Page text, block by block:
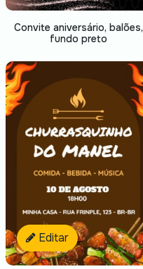
Convite aniversário, balões,
fundo preto
Editar